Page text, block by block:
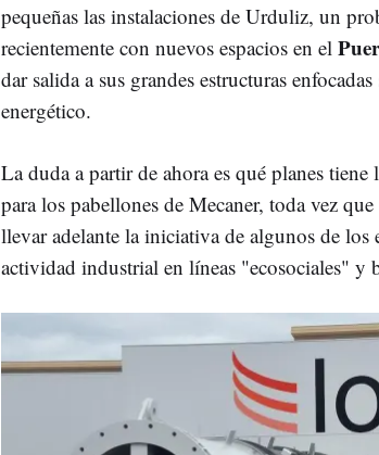
pequeñas las instalaciones de Urduliz, un
recientemente con nuevos espacios en el
dar salida a sus grandes estructuras
energético.
La duda a partir de ahora es qué planes
para los pabellones de Mecaner, toda vez
llevar adelante la iniciativa de algunos de los
actividad industrial en líneas "ecosociales"